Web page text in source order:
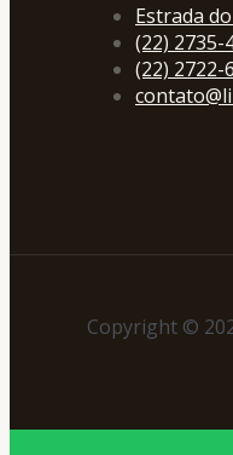
Estrada
(22) 2735-
(22) 2722-
Copyright ©